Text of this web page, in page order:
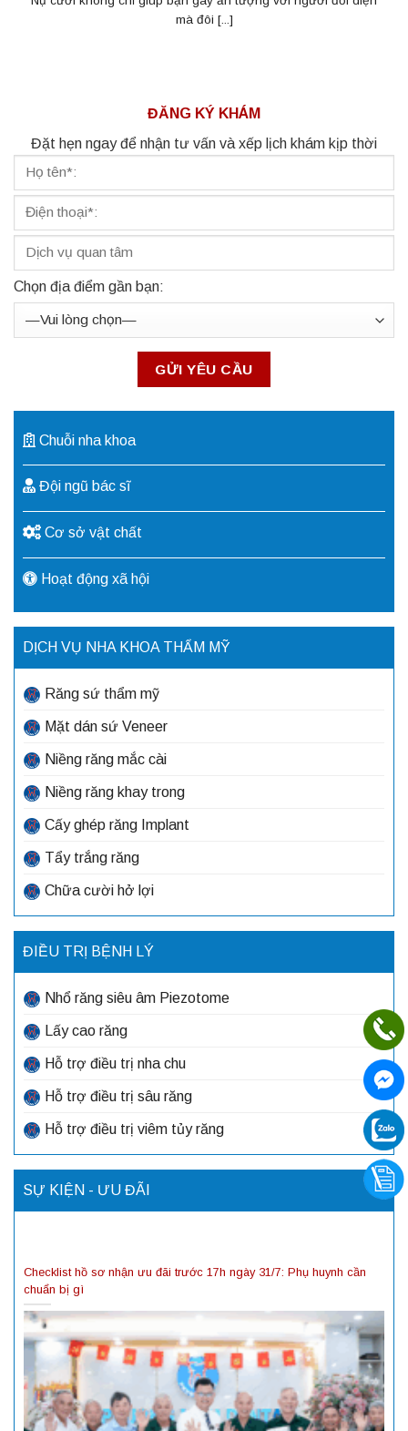
mà đôi [...]
ĐĂNG KÝ KHÁM
Đặt hẹn ngay để nhận tư vấn và xếp lịch khám kịp thời
Chọn địa điểm gần bạn:
Chuỗi nha khoa
Đội ngũ bác sĩ
Cơ sở vật chất
Hoạt động xã hội
DỊCH VỤ NHA KHOA THẨM MỸ
Răng sứ thẩm mỹ
Mặt dán sứ Veneer
Niềng răng mắc cài
Niềng răng khay trong
Cấy ghép răng Implant
Tẩy trắng răng
Chữa cười hở lợi
ĐIỀU TRỊ BỆNH LÝ
Nhổ răng siêu âm Piezotome
Lấy cao răng
Hỗ trợ điều trị nha chu
Hỗ trợ điều trị sâu răng
Hỗ trợ điều trị viêm tủy răng
SỰ KIỆN - ƯU ĐÃI
Checklist hồ sơ nhận ưu đãi trước 17h ngày 31/7: Phụ huynh cần
chuẩn bị gì